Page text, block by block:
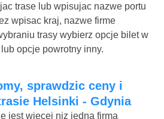
trase lub wpisujac nazwe portu
wpisac kraj, nazwe firme
trasy wybierz opcje bilet w
opcje powrotny inny.
Helsinki - Gdynia
jest wiecej niz jedna firma